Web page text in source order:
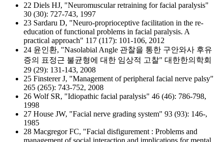
22 Diels HJ, "Neuromuscular retraining for facial paralysis"
30 (30): 727-743, 1997
23 Sardaru D, "Neuro-proprioceptive facilitation in the re-
education of functional problems in facial paralysis. A
practical approach" 117 (117): 101-106, 2012
24 윤인환, "Nasolabial Angle 관찰을 통한 구안와사 후유
증의 표정근 불균형에 대한 임상적 고찰" 대한한의학회
29 (29): 131-143, 2008
25 Finsterer J, "Management of peripheral facial nerve palsy"
265 (265): 743-752, 2008
26 Wolf SR, "Idiopathic facial paralysis" 46 (46): 786-798,
1998
27 House JW, "Facial nerve grading system" 93 (93): 146-,
1985
28 Macgregor FC, "Facial disfigurement : Problems and
management of social interaction and implications for mental